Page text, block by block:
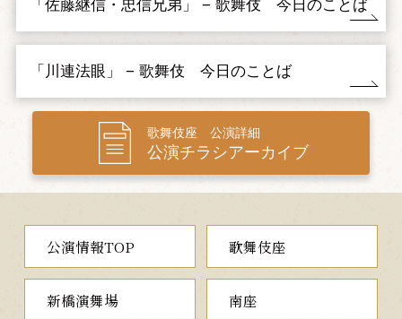
川連法眼館
（海老蔵）が参上するので、義経は静御前のことを訊ねますが、
忠信は郷里の出羽にいたので預かりしらないことだと言上しま
す。これを聞いて怒る義経は、亀井六郎（猿弥）、駿河次郎（薪
車）を呼び出し、忠信の詮議を命じます。その時、静御前と佐藤
忠信が現れた旨が告げられます。
やがて静御前がひとりで義経の前に現れ、再会を喜びますが、
目の前にいる忠信と、自分の供をしていた忠信の様子が違うと言
上し、初音の鼓を打つと忠信が姿を現した旨を告げるので、義経
はもうひとりの忠信の詮議を静御前に命じます。やがて静御前が
三大義太夫狂言のひとつである『義経千本桜』より狐忠信の物
語を、玉三郎、海老蔵ほか華やかな顔ぶれで上演する、話題の舞
台をご覧ください。
「佐藤継信・忠信兄弟」 − 歌舞伎 今日のことば
「川連法眼」 − 歌舞伎 今日のことば
歌舞伎座 公演詳細
公演チラシアーカイブ
公演情報TOP 歌舞伎座
新橋演舞場 南座